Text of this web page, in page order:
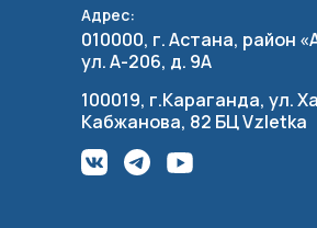
Адрес:
010000, г. Астана, район
ул. А-206, д. 9А
100019, г.Караганда, ул.
Кабжанова, 82 БЦ Vzletka